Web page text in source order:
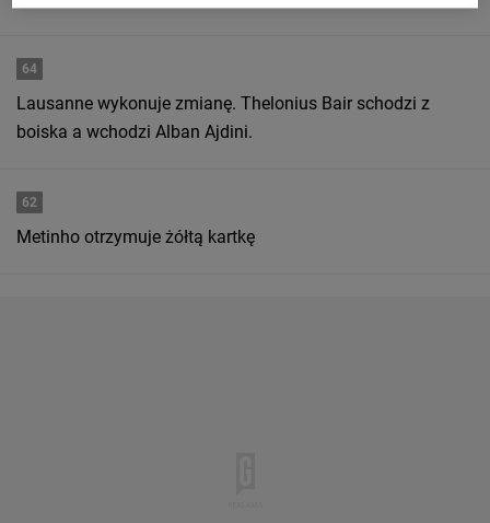
64
Lausanne wykonuje zmianę. Thelonius Bair schodzi z
boiska a wchodzi Alban Ajdini.
62
Metinho otrzymuje żółtą kartkę